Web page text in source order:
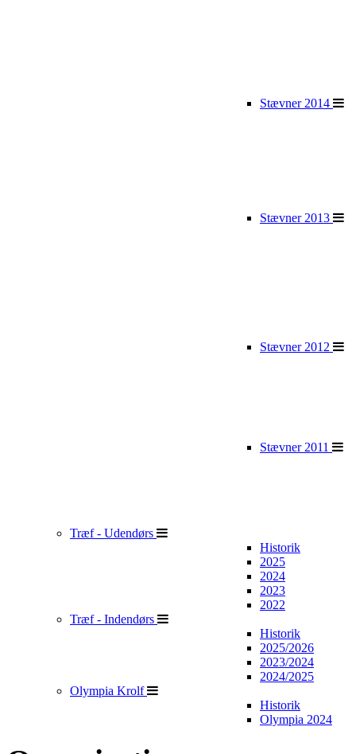
Stævner 2014
Stævner 2013
Stævner 2012
Stævner 2011
Træf - Udendørs
Historik
2025
2024
2023
2022
Træf - Indendørs
Historik
2025/2026
2023/2024
2024/2025
Olympia Krolf
Historik
Olympia 2024